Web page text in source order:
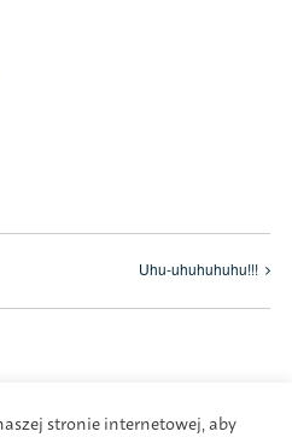
Uhu-uhuhuhuhu!!!
stronie internetowej, aby